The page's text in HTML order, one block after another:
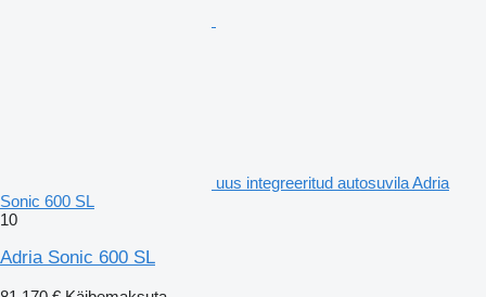
uus integreeritud autosuvila Adria
Sonic 600 SL
10
Adria Sonic 600 SL